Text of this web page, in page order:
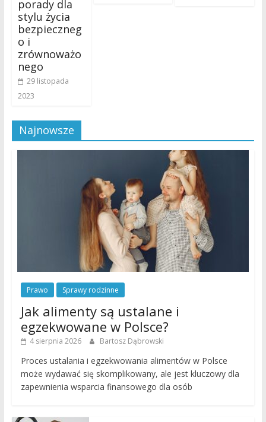
porady dla
stylu życia
bezpieczneg
o i
zrównoważo
nego
29 listopada
2023
Najnowsze
Prawo Sprawy rodzinne
Jak alimenty są ustalane i
egzekwowane w Polsce?
4 sierpnia 2026 Bartosz Dąbrowski
Proces ustalania i egzekwowania alimentów w Polsce
może wydawać się skomplikowany, ale jest kluczowy dla
zapewnienia wsparcia finansowego dla osób